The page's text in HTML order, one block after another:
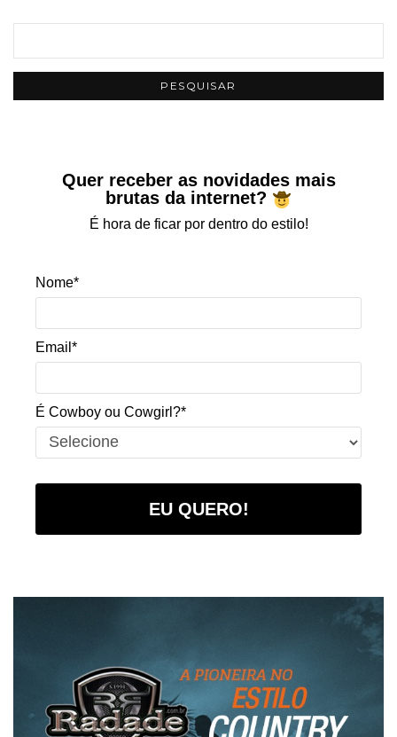
Quer receber as novidades mais
brutas da internet?
É hora de ficar por dentro do estilo!
Nome*
Email*
É Cowboy ou Cowgirl?*
EU QUERO!